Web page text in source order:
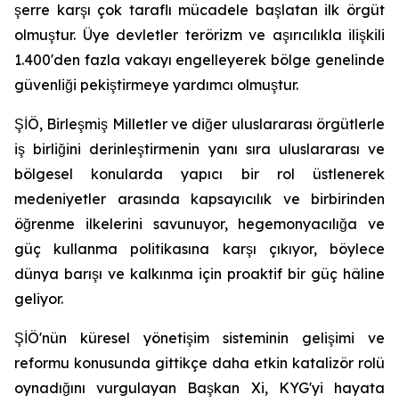
şerre karşı çok taraflı mücadele başlatan ilk örgüt
olmuştur. Üye devletler terörizm ve aşırıcılıkla ilişkili
1.400'den fazla vakayı engelleyerek bölge genelinde
güvenliği pekiştirmeye yardımcı olmuştur.
ŞİÖ, Birleşmiş Milletler ve diğer uluslararası örgütlerle
iş birliğini derinleştirmenin yanı sıra uluslararası ve
bölgesel konularda yapıcı bir rol üstlenerek
medeniyetler arasında kapsayıcılık ve birbirinden
öğrenme ilkelerini savunuyor, hegemonyacılığa ve
güç kullanma politikasına karşı çıkıyor, böylece
dünya barışı ve kalkınma için proaktif bir güç hâline
geliyor.
ŞİÖ'nün küresel yönetişim sisteminin gelişimi ve
reformu konusunda gittikçe daha etkin katalizör rolü
oynadığını vurgulayan Başkan Xi, KYG'yi hayata